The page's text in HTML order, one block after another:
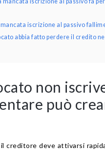
iscrizione al passivo
abbia fatto perdere il credito
non
può
il creditore deve attivarsi